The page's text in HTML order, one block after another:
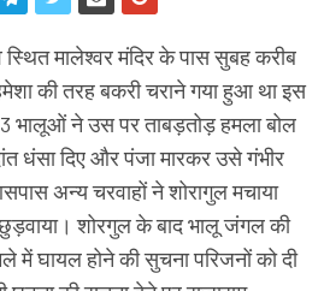
स्थित मालेश्वर मंदिर के पास सुबह करीब
की तरह बकरी चराने गया हुआ था इस
भालूओं ने उस पर ताबड़तोड़ हमला बोल
धंसा दिए और पंजा मारकर उसे गंभीर
अन्य चरवाहों ने शोरागुल मचाया
शोरगुल के बाद भालू जंगल की
में घायल होने की सुचना परिजनों को दी